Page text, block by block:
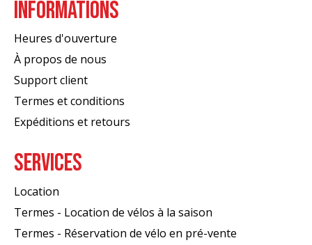
INFORMATIONS
Heures d'ouverture
À propos de nous
Support client
Termes et conditions
Expéditions et retours
SERVICES
Location
Termes - Location de vélos à la saison
Termes - Réservation de vélo en pré-vente